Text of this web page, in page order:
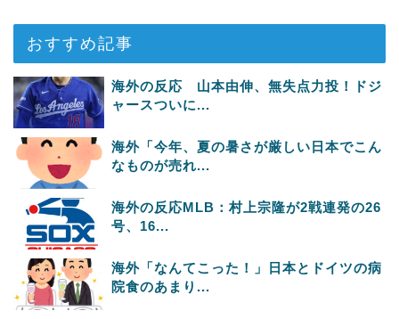
おすすめ記事
海外の反応 山本由伸、無失点力投！ドジ
ャースついに...
海外「今年、夏の暑さが厳しい日本でこん
なものが売れ...
海外の反応MLB：村上宗隆が2戦連発の26
号、16...
海外「なんてこった！」日本とドイツの病
院食のあまり...